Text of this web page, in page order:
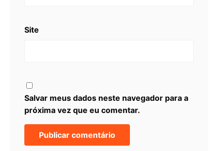
Site
Salvar meus dados neste navegador para a
próxima vez que eu comentar.